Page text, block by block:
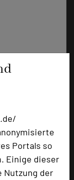
Portals so
Einige dieser
Nutzung der
add_circle